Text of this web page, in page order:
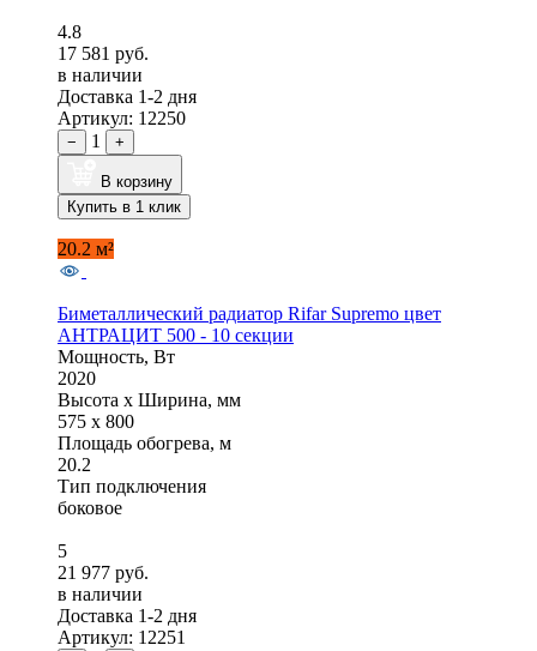
4.8
17 581 руб.
в наличии
Доставка 1-2 дня
Артикул: 12250
− 1 +
В корзину
Купить в 1 клик
20.2 м²
Биметаллический радиатор Rifar Supremo цвет
АНТРАЦИТ 500 - 10 секции
Мощность, Вт
2020
Высота x Ширина, мм
575 x 800
Площадь обогрева, м
20.2
Тип подключения
боковое
5
21 977 руб.
в наличии
Доставка 1-2 дня
Артикул: 12251